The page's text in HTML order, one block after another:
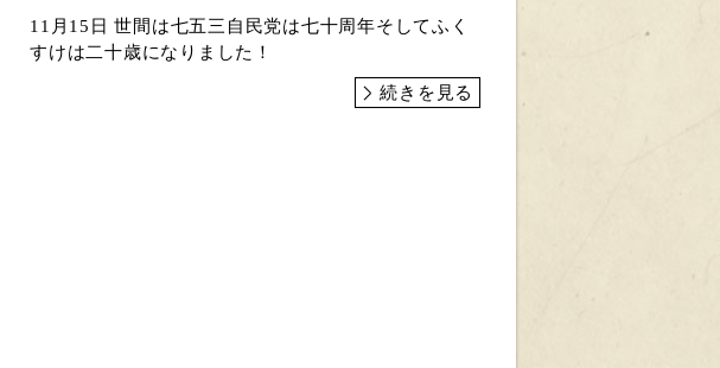
11月15日 世間は七五三自民党は七十周年そしてふく
すけは二十歳になりました！
続きを見る